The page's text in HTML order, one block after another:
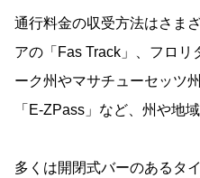
通行料金の収受方法はさま
アの「Fas Track」、フロリ
ーク州やマサチューセッツ
「E-ZPass」など、州や地
多くは開閉式バーのあるタ